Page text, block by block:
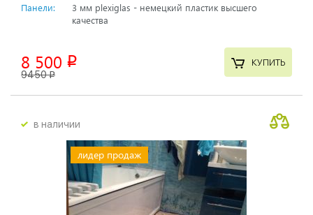
Панели:
3 мм plexiglas - немецкий пластик высшего
качества
8 500 p
9450p
КУПИТЬ
в наличии
лидер продаж